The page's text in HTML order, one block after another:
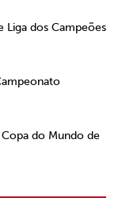
Liga dos Campeões
do Mundo de